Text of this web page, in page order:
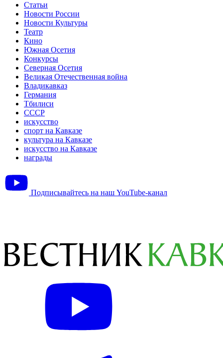
Статьи
Новости России
Новости Культуры
Театр
Кино
Южная Осетия
Конкурсы
Северная Осетия
Великая Отечественная война
Владикавказ
Германия
Тбилиси
СССР
искусство
спорт на Кавказе
культура на Кавказе
искусство на Кавказе
награды
Подписывайтесь на наш YouTube-канал